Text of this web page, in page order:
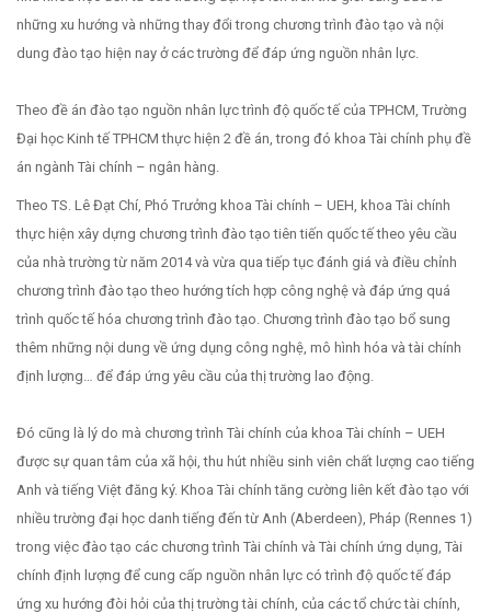
những xu hướng và những thay đổi trong chương trình đào tạo và nội
dung đào tạo hiện nay ở các trường để đáp ứng nguồn nhân lực.
Theo đề án đào tạo nguồn nhân lực trình độ quốc tế của TPHCM, Trường
Đại học Kinh tế TPHCM thực hiện 2 đề án, trong đó khoa Tài chính phụ đề
án ngành Tài chính – ngân hàng.
Theo TS. Lê Đạt Chí, Phó Trưởng khoa Tài chính – UEH, khoa Tài chính
thực hiện xây dựng chương trình đào tạo tiên tiến quốc tế theo yêu cầu
của nhà trường từ năm 2014 và vừa qua tiếp tục đánh giá và điều chỉnh
chương trình đào tạo theo hướng tích hợp công nghệ và đáp ứng quá
trình quốc tế hóa chương trình đào tạo. Chương trình đào tạo bổ sung
thêm những nội dung về ứng dụng công nghệ, mô hình hóa và tài chính
định lượng… để đáp ứng yêu cầu của thị trường lao động.
Đó cũng là lý do mà chương trình Tài chính của khoa Tài chính – UEH
được sự quan tâm của xã hội, thu hút nhiều sinh viên chất lượng cao tiếng
Anh và tiếng Việt đăng ký. Khoa Tài chính tăng cường liên kết đào tạo với
nhiều trường đại học danh tiếng đến từ Anh (Aberdeen), Pháp (Rennes 1)
trong việc đào tạo các chương trình Tài chính và Tài chính ứng dụng, Tài
chính định lượng để cung cấp nguồn nhân lực có trình độ quốc tế đáp
ứng xu hướng đòi hỏi của thị trường tài chính, của các tổ chức tài chính,